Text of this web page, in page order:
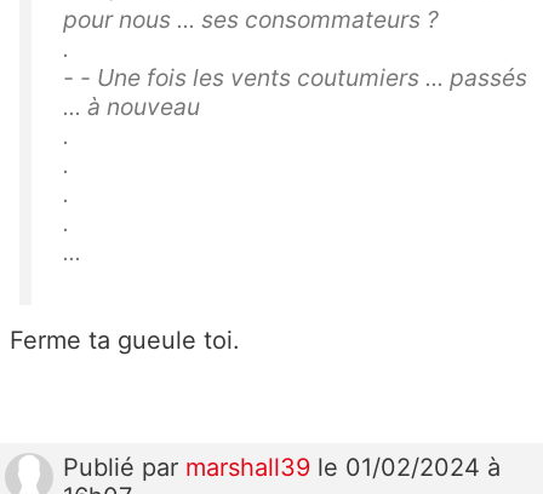
pour nous ... ses consommateurs ?
.
- - Une fois les vents coutumiers ... passés
... à nouveau
.
.
.
.
...
Ferme ta gueule toi.
Publié par marshall39 le 01/02/2024 à